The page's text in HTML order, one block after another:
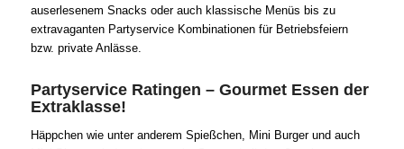
auserlesenem Snacks oder auch klassische Menüs bis zu
extravaganten Partyservice Kombinationen für Betriebsfeiern
bzw. private Anlässe.
Partyservice Ratingen – Gourmet Essen der
Extraklasse!
Häppchen wie unter anderem Spießchen, Mini Burger und auch